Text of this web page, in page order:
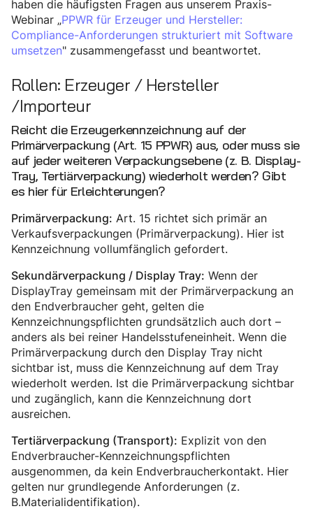
haben die häufigsten Fragen aus unserem Praxis-
Webinar „PPWR für Erzeuger und Hersteller:
Compliance-Anforderungen strukturiert mit Software
umsetzen" zusammengefasst und beantwortet.
Rollen: Erzeuger / Hersteller
/Importeur
Reicht die Erzeugerkennzeichnung auf der
Primärverpackung (Art. 15 PPWR) aus, oder muss sie
auf jeder weiteren Verpackungsebene (z. B. Display-
Tray, Tertiärverpackung) wiederholt werden? Gibt
es hier für Erleichterungen?
Primärverpackung: Art. 15 richtet sich primär an
Verkaufsverpackungen (Primärverpackung). Hier ist
Kennzeichnung vollumfänglich gefordert.
Sekundärverpackung / Display Tray: Wenn der
DisplayTray gemeinsam mit der Primärverpackung an
den Endverbraucher geht, gelten die
Kennzeichnungspflichten grundsätzlich auch dort –
anders als bei reiner Handelsstufeneinheit. Wenn die
Primärverpackung durch den Display Tray nicht
sichtbar ist, muss die Kennzeichnung auf dem Tray
wiederholt werden. Ist die Primärverpackung sichtbar
und zugänglich, kann die Kennzeichnung dort
ausreichen.
Tertiärverpackung (Transport): Explizit von den
Endverbraucher-Kennzeichnungspflichten
ausgenommen, da kein Endverbraucherkontakt. Hier
gelten nur grundlegende Anforderungen (z.
B.Materialidentifikation).